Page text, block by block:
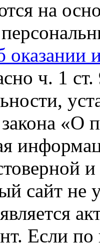
на
оказании
ч. 1
«О
сайт не
Если